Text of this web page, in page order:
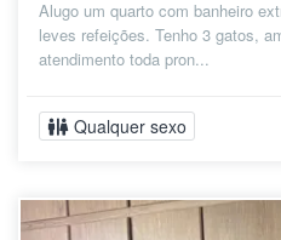
Alugo um quarto com banheiro
leves refeições. Tenho 3 gatos,
atendimento toda pron...
Qualquer sexo